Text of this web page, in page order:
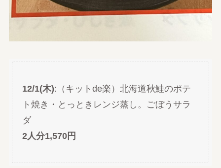
12/1(木):（キットde楽）北海道秋鮭のポテ
ト焼き・とっときレンジ蒸し。ごぼうサラ
ダ
2人分1,570円